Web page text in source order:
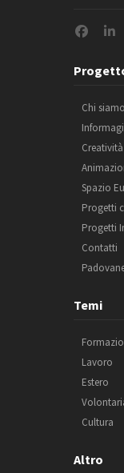
Chi siamo
Creatività
Spazio
Progetti
Progetti
Contatti
Temi
Lavoro
Estero
Cultura
Altro